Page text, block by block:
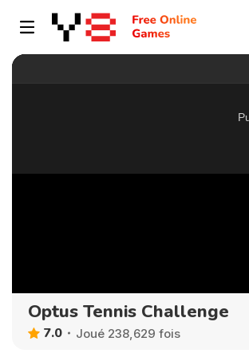
Optus Tennis Challenge
7.0 Joué 238,629 fois